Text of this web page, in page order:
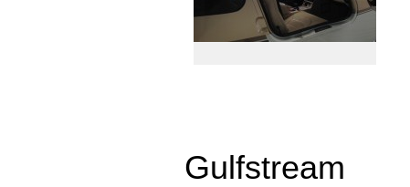
Gulfstream